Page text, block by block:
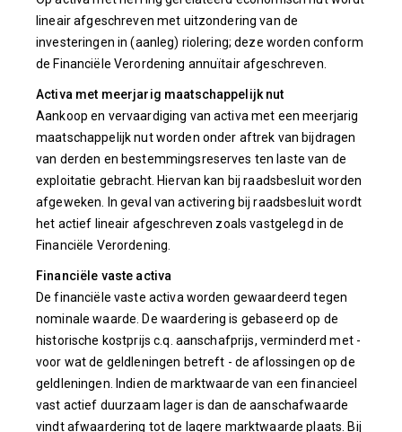
lineair afgeschreven met uitzondering van de
investeringen in (aanleg) riolering; deze worden conform
de Financiële Verordening annuïtair afgeschreven.
Activa met meerjarig maatschappelijk nut
Aankoop en vervaardiging van activa met een meerjarig
maatschappelijk nut worden onder aftrek van bijdragen
van derden en bestemmingsreserves ten laste van de
exploitatie gebracht. Hiervan kan bij raadsbesluit worden
afgeweken. In geval van activering bij raadsbesluit wordt
het actief lineair afgeschreven zoals vastgelegd in de
Financiële Verordening.
Financiële vaste activa
De financiële vaste activa worden gewaardeerd tegen
nominale waarde. De waardering is gebaseerd op de
historische kostprijs c.q. aanschafprijs, verminderd met -
voor wat de geldleningen betreft - de aflossingen op de
geldleningen. Indien de marktwaarde van een financieel
vast actief duurzaam lager is dan de aanschafwaarde
vindt afwaardering tot de lagere marktwaarde plaats. Bij